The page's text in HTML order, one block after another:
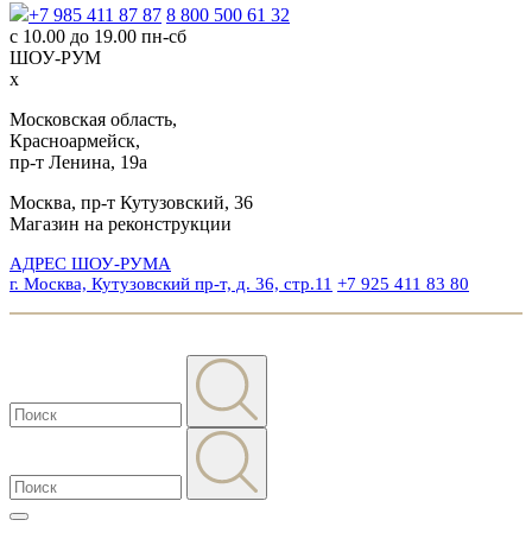
+7 985 411 87 87 8 800 500 61 32
с 10.00 до 19.00 пн-сб
ШОУ-РУМ
x
Московская область,
Красноармейск,
пр-т Ленина, 19а
Москва, пр-т Кутузовский, 36
Магазин на реконструкции
АДРЕС ШОУ-РУМА
г. Москва, Кутузовский пр-т, д. 36, стр.11 +7 925 411 83 80